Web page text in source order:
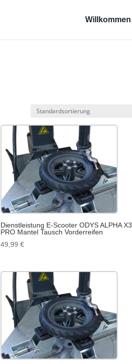
Willkommen
Dienstleistung E-Scooter ODYS ALPHA X3
PRO Mantel Tausch Vorderreifen
49,99 €